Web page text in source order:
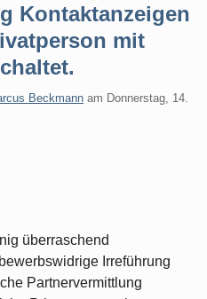
Kontaktanzeigen
mit
Beckmann am Donnerstag, 14.
überraschend
Irreführung
Partnervermittlung